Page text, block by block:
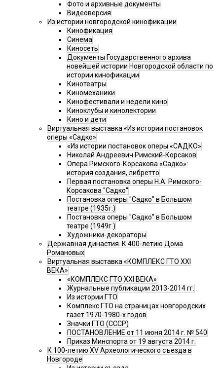
Фото и архивные документы
Видеоверсия
Из истории новгородской кинофикации
Кинофикация
Синема
Киносеть
Документы Государственного архива
новейшей истории Новгородской области по
истории кинофикации
Кинотеатры
Киномеханики
Кинофестивали и недели кино
Киноклубы и кинолектории
Кино и дети
Виртуальная выставка «Из истории постановок
оперы «Садко»
«Из истории постановок оперы «САДКО»
Николай Андреевич Римский-Корсаков
Опера Римского-Корсакова «Садко»:
история создания, либретто
Первая постановка оперы Н.А. Римского-
Корсакова "Садко"
Постановка оперы "Садко" в Большом
театре (1935г.)
Постановка оперы "Садко" в Большом
театре (1949г.)
Художники-декораторы
Державная династия. К 400-летию Дома
Романовых
Виртуальная выставка «КОМПЛЕКС ГТО XXI
ВЕКА»
«КОМПЛЕКС ГТО XXI ВЕКА»
Журнальные публикации 2013-2014 гг.
Из истории ГТО
Комплекс ГТО на страницах новгородских
газет 1970-1980-х годов
Значки ГТО (СССР)
ПОСТАНОВЛЕНИЕ от 11 июня 2014 г. № 540
Приказ Минспорта от 19 августа 2014 г.
К 100-летию XV Археологического съезда в
Новгороде